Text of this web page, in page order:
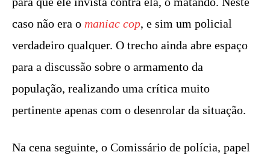
caso não era o maniac cop, e sim um policial
verdadeiro qualquer. O trecho ainda abre espaço
para a discussão sobre o armamento da
população, realizando uma crítica muito
pertinente apenas com o desenrolar da situação.
Na cena seguinte, o Comissário de polícia, papel